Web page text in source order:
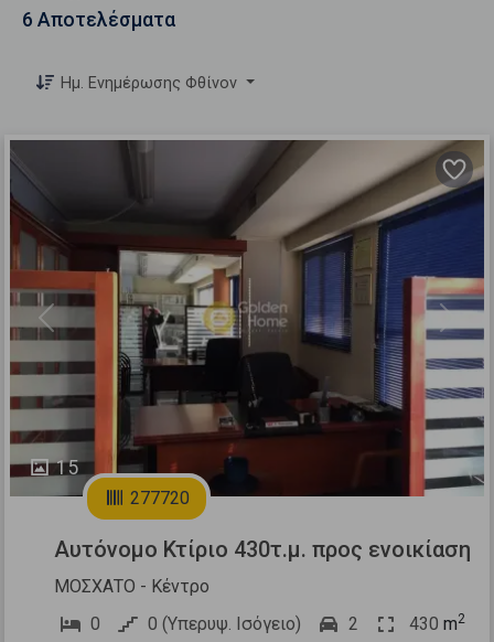
6 Αποτελέσματα
Ημ. Ενημέρωσης Φθίνον
15
Previous Next
277720
Αυτόνομο Κτίριο 430τ.μ. προς ενοικίαση
ΜΟΣΧΑΤΟ - Κέντρο
0
0 (Υπερυψ. Ισόγειο) 2 430 m2